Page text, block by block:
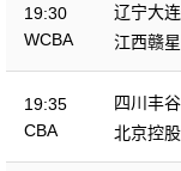
19:30
WCBA
辽宁大
江西赣
19:35
CBA
四川丰
北京控股